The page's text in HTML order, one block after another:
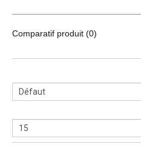
Comparatif produit (0)